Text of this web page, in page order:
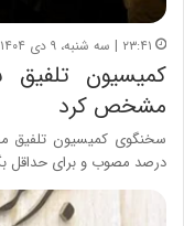
۲۳:۴۱ | سه شنبه، ۹ دی ۱۴۰۴
کمیسیون
مشخص کرد
درصد مصوب و برای حداقل